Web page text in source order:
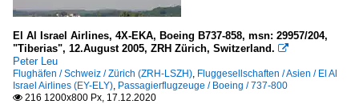
El Al Israel Airlines, 4X-EKA, Boeing B737-858, msn: 29957/204,
"Tiberias", 12.August 2005, ZRH Zürich, Switzerland. 
Peter Leu
Flughäfen / Schweiz / Zürich (ZRH-LSZH) Fluggesellschaften / Asien / El Al
Israel Airlines (EY-ELY) Passagierflugzeuge / Boeing / 737-800
 216 1200x800 Px, 17.12.2020